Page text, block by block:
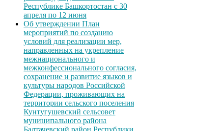
Республике Башкортостан с 30
апреля по 12 июня
Об утверждении План
мероприятий по созданию
условий для реализации мер,
направленных на укрепление
межнационального и
межконфессионального согласия,
сохранение и развитие языков и
культуры народов Российской
Федерации, проживающих на
территории сельского поселения
Кунтугушевский сельсовет
муниципального района